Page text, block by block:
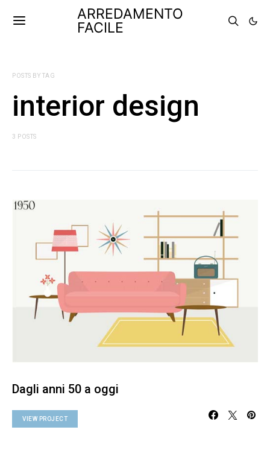
ARREDAMENTO
FACILE
POSTS BY TAG
interior design
3 POSTS
Dagli anni 50 a oggi
VIEW PROJECT